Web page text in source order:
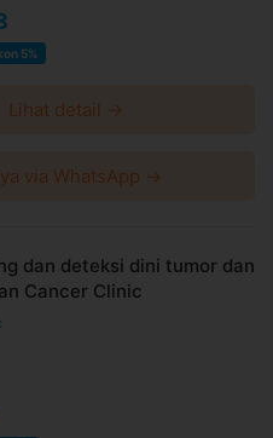
5%
Lihat detail →
via WhatsApp →
dan deteksi dini tumor dan
Cancer Clinic